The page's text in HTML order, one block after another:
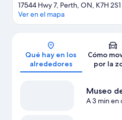
17544 Hwy 7, Perth, ON, K7H 2S1
Ver en el mapa
Qué hay en los
alrededores
Cómo
por la
Museo
A 3 min en